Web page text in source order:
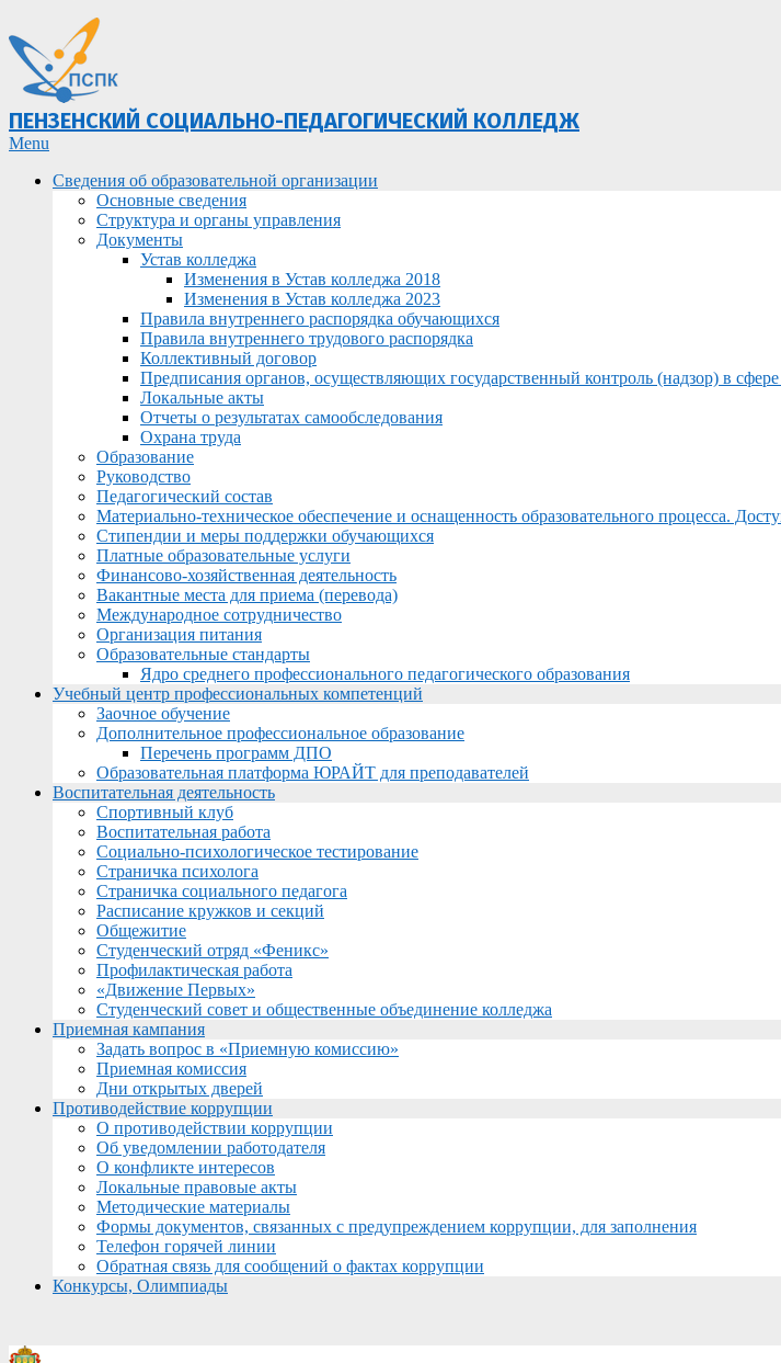
ПЕНЗЕНСКИЙ СОЦИАЛЬНО-ПЕДАГОГИЧЕСКИЙ КОЛЛЕДЖ
Primary
Menu
Menu
Сведения об образовательной организации
Основные сведения
Структура и органы управления
Документы
Устав колледжа
Изменения в Устав колледжа 2018
Изменения в Устав колледжа 2023
Правила внутреннего распорядка обучающихся
Правила внутреннего трудового распорядка
Коллективный договор
Предписания органов, осуществляющих государственный контроль (надзор) в
Локальные акты
Отчеты о результатах самообследования
Охрана труда
Образование
Руководство
Педагогический состав
Материально-техническое обеспечение и оснащенность образовательного процесса.
Стипендии и меры поддержки обучающихся
Платные образовательные услуги
Финансово-хозяйственная деятельность
Вакантные места для приема (перевода)
Международное сотрудничество
Организация питания
Образовательные стандарты
Ядро среднего профессионального педагогического образования
Учебный центр профессиональных компетенций
Заочное обучение
Дополнительное профессиональное образование
Перечень программ ДПО
Образовательная платформа ЮРАЙТ для преподавателей
Воспитательная деятельность
Спортивный клуб
Воспитательная работа
Социально-психологическое тестирование
Страничка психолога
Страничка социального педагога
Расписание кружков и секций
Общежитие
Студенческий отряд «Феникс»
Профилактическая работа
«Движение Первых»
Студенческий совет и общественные объединение колледжа
Приемная кампания
Задать вопрос в «Приемную комиссию»
Приемная комиссия
Дни открытых дверей
Противодействие коррупции
О противодействии коррупции
Об уведомлении работодателя
О конфликте интересов
Локальные правовые акты
Методические материалы
Формы документов, связанных с предупреждением коррупции, для заполнения
Телефон горячей линии
Обратная связь для сообщений о фактах коррупции
Конкурсы, Олимпиады